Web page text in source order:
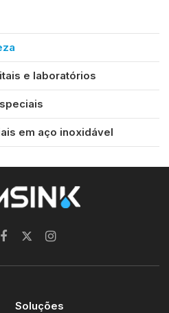
e laboratórios
em aço inoxidável
Soluções